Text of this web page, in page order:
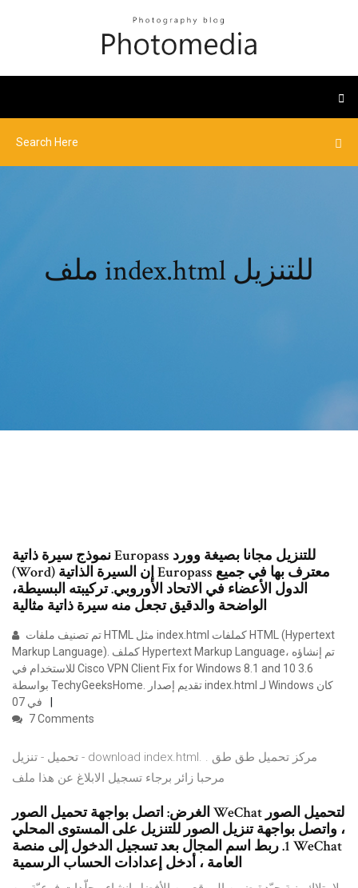
ملف index.html للتنزيل
نموذج سيرة ذاتية Europass للتنزيل مجانا بصيغة وورد
(Word) إن السيرة الذاتية Europass معترف بها في جميع
الدول الأعضاء في الاتحاد الأوروبي. تركيبته البسيطة،
الواضحة والدقيق تجعل منه سيرة ذاتية مثالية
Markup Language). كملف Hypertext Markup Language، تم إنشاؤه
للاستخدام في Cisco VPN Client Fix for Windows 8.1 and 10 3.6
بواسطة TechyGeeksHome. تقديم إصدار index.html لـ Windows كان
في 07
7 Comments
تحميل - تنزيل - download index.html. مركز تحميل طق طق .
مرحبا زائر برجاء تسجيل الابلاغ عن هذا ملف
الغرض: اتصل بواجهة تحميل الصور WeChat لتحميل الصور
، واتصل بواجهة تنزيل الصور للتنزيل على المستوى المحلي
1. ربط اسم المجال بعد تسجيل الدخول إلى منصة WeChat
العامة ، أدخل إعدادات الحساب الرسمية